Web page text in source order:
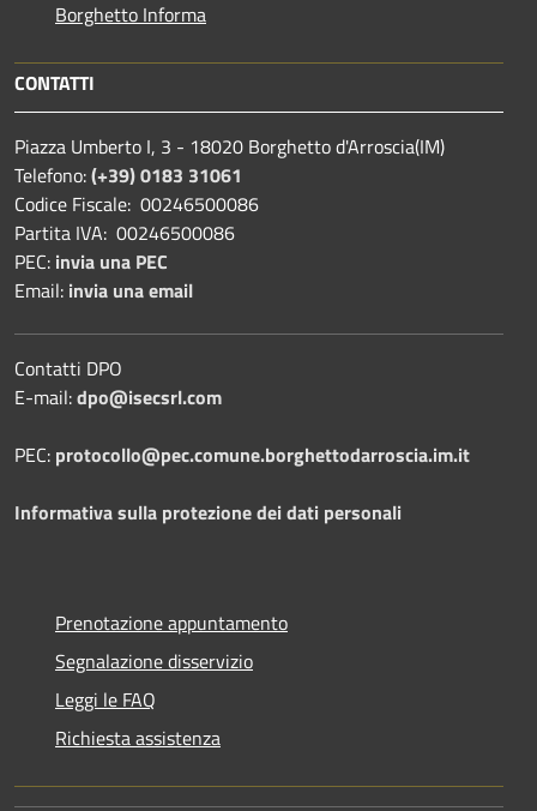
Borghetto Informa
CONTATTI
Piazza Umberto I, 3 - 18020 Borghetto d'Arroscia(IM)
Telefono:(+39) 0183 31061
Codice Fiscale: 00246500086
Partita IVA: 00246500086
PEC: invia una PEC
Email: invia una email
Contatti DPO
E-mail:dpo@isecsrl.com
PEC: protocollo@pec.comune.borghettodarroscia.im.it
Informativa sulla protezione dei dati personali
Prenotazione appuntamento
Segnalazione disservizio
Leggi le FAQ
Richiesta assistenza